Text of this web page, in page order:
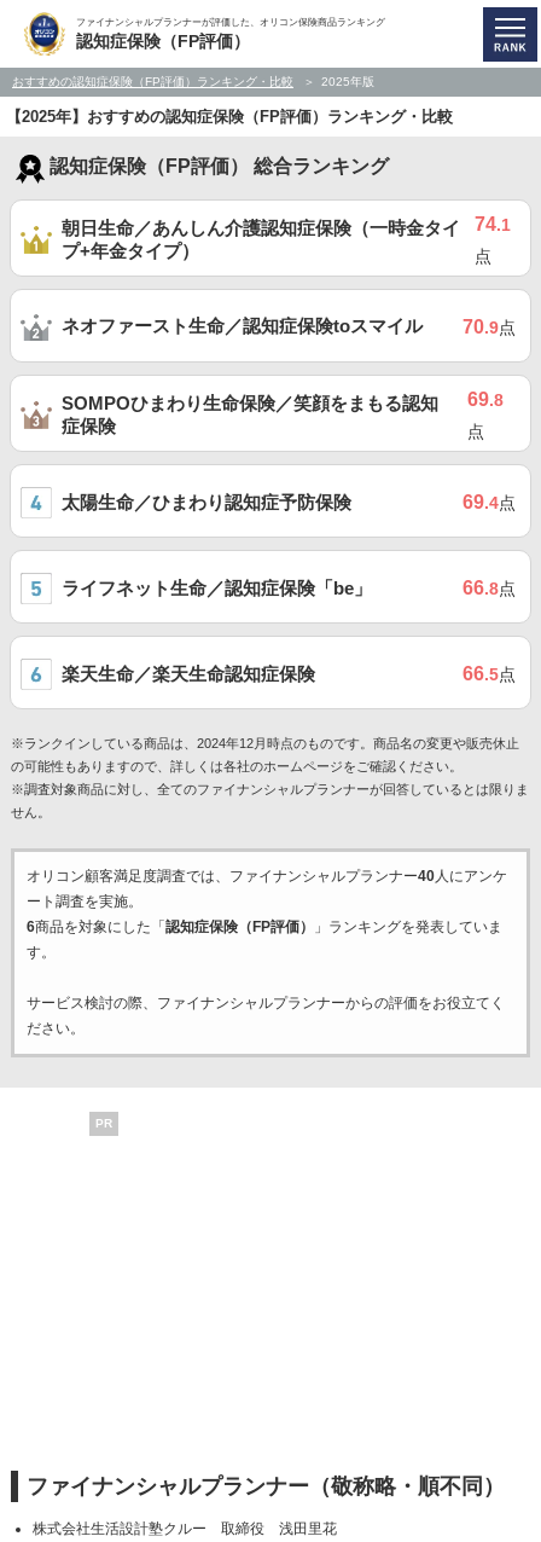
ファイナンシャルプランナーが評価した、オリコン保険商品ランキング
認知症保険（FP評価）
おすすめの認知症保険（FP評価）ランキング・比較 2025年版
【2025年】おすすめの認知症保険（FP評価）ランキング・比較
認知症保険（FP評価） 総合ランキング
朝日生命／あんしん介護認知症保険（一時金タイ
プ+年金タイプ）
74.1
点
ネオファースト生命／認知症保険toスマイル 70.9点
SOMPOひまわり生命保険／笑顔をまもる認知
症保険
69.8
点
太陽生命／ひまわり認知症予防保険 69.4点
ライフネット生命／認知症保険「be」 66.8点
楽天生命／楽天生命認知症保険 66.5点
※ランクインしている商品は、2024年12月時点のものです。商品名の変更や販売休止
の可能性もありますので、詳しくは各社のホームページをご確認ください。
※調査対象商品に対し、全てのファイナンシャルプランナーが回答しているとは限りま
せん。
オリコン顧客満足度調査では、ファイナンシャルプランナー40人にアンケ
ート調査を実施。
6商品を対象にした「 認知症保険（FP評価）
」ランキングを発表していま
す。
サービス検討の際、ファイナンシャルプランナーからの評価をお役立てく
ださい。
PR
ファイナンシャルプランナー（敬称略・順不同）
株式会社生活設計塾クルー 取締役 浅田里花